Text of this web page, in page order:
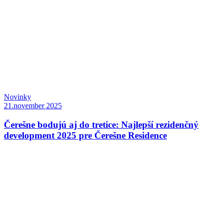
Novinky
21.november 2025
Čerešne bodujú aj do tretice: Najlepší rezidenčný
development 2025 pre Čerešne Residence